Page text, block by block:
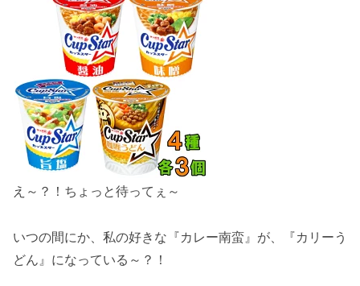
え～？！ちょっと待ってぇ～
いつの間にか、私の好きな『カレー南蛮』が、『カリーう
どん』になっている～？！